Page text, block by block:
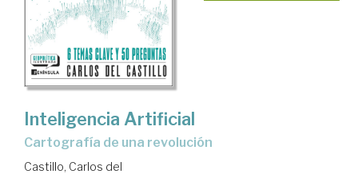
Inteligencia Artificial
Cartografía de una revolución
Castillo, Carlos del